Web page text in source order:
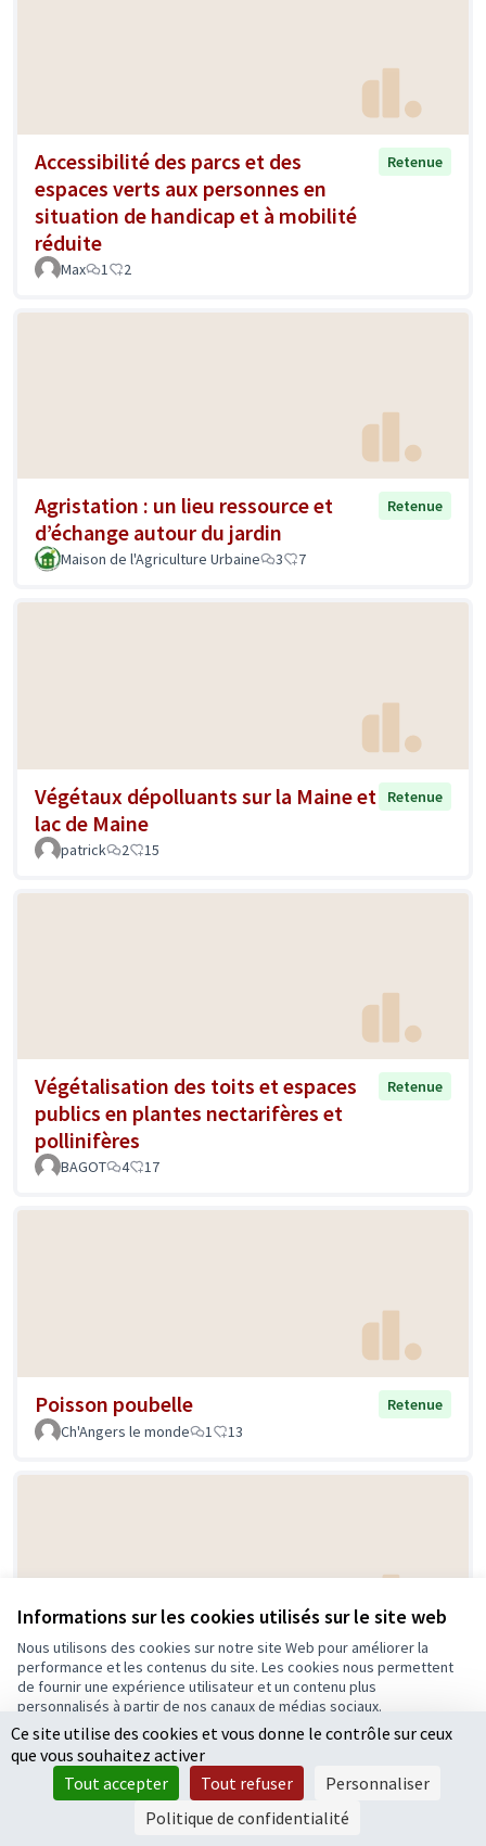
Informations sur les cookies utilisés sur le site web
Nous utilisons des cookies sur notre site Web pour améliorer la
performance et les contenus du site. Les cookies nous permettent
de fournir une expérience utilisateur et un contenu plus
personnalisés à partir de nos canaux de médias sociaux.
Tout accepter
Accepter seulement les cookies essentiels
Paramètres
Accessibilité des parcs et des
espaces verts aux personnes en
situation de handicap et à mobilité
réduite
Retenue
Max 1 2
Agristation : un lieu ressource et
d’échange autour du jardin
Retenue
Maison de l'Agriculture Urbaine 3 7
Végétaux dépolluants sur la Maine et
lac de Maine
Retenue
patrick 2 15
Végétalisation des toits et espaces
publics en plantes nectarifères et
pollinifères
Retenue
BAGOT 4 17
Poisson poubelle
Retenue
Ch'Angers le monde
1 13
Un parc pour les chiens
Retenue
Marion
15 5
Ce site utilise des cookies et vous donne le contrôle sur ceux
que vous souhaitez activer
Tout accepter
Tout refuser
Personnaliser
Politique de confidentialité